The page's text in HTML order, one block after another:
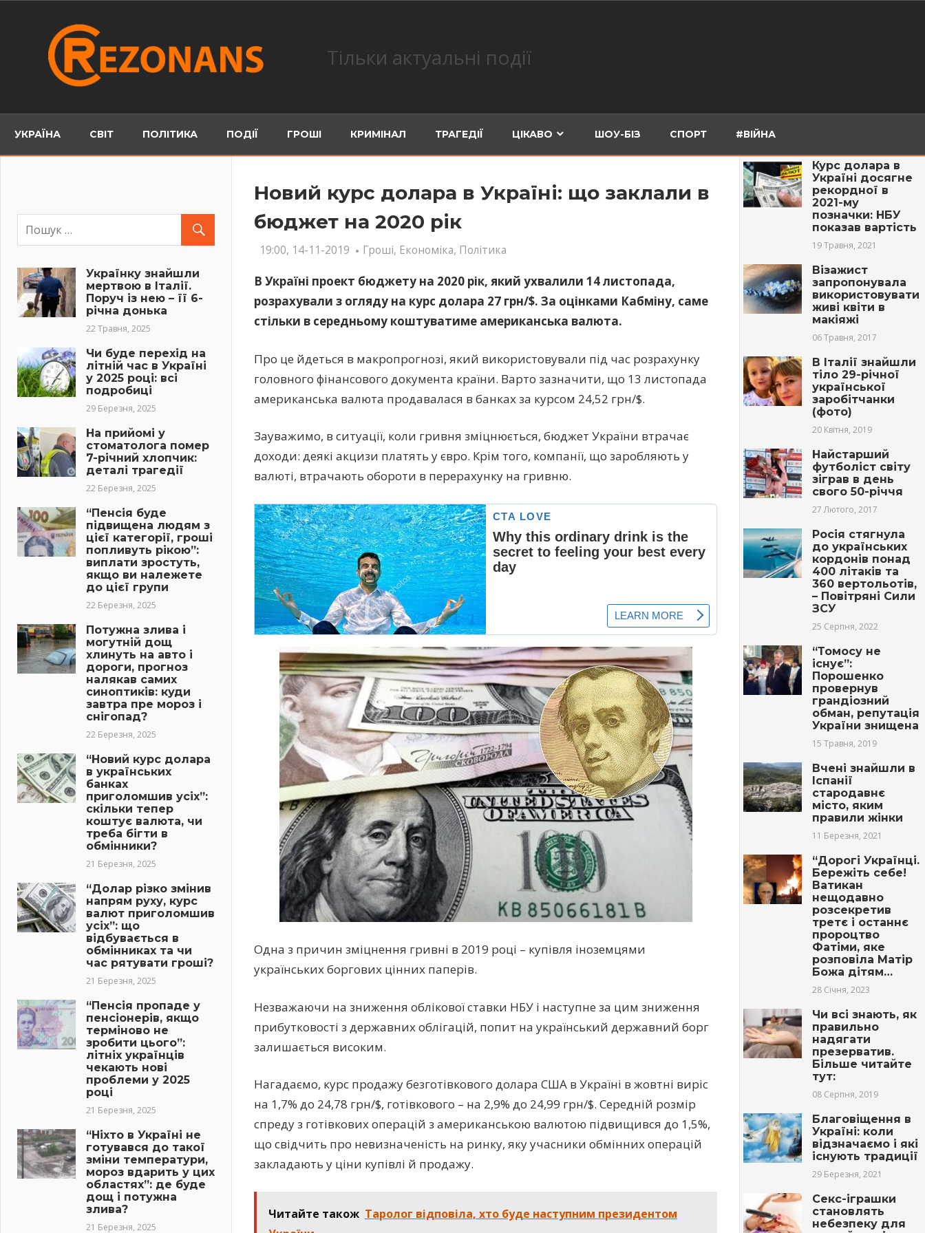
Тільки актуальні події
УКРАЇНА СВІТ ПОЛІТИКА ПОДІЇ ГРОШІ КРИМІНАЛ ТРАГЕДІЇ ЦІКАВО ШОУ-БІЗ СПОРТ #ВІЙНА
Новий курс долара в Україні: що заклали в
бюджет на 2020 рік
19:00, 14-11-2019 Гроші, Економіка, Політика
В Україні проект бюджету на 2020 рік, який ухвалили 14 листопада,
розрахували з огляду на курс долара 27 грн/$. За оцінками Кабміну, саме
стільки в середньому коштуватиме американська валюта.
Про це йдеться в макропрогнозі, який використовували під час розрахунку
головного фінансового документа країни. Варто зазначити, що 13 листопада
американська валюта продавалася в банках за курсом 24,52 грн/$.
Зауважимо, в ситуації, коли гривня зміцнюється, бюджет України втрачає
доходи: деякі акцизи платять у євро. Крім того, компанії, що заробляють у
валюті, втрачають обороти в перерахунку на гривню.
Одна з причин зміцнення гривні в 2019 році – купівля іноземцями
українських боргових цінних паперів.
Незважаючи на зниження облікової ставки НБУ і наступне за цим зниження
прибутковості з державних облігацій, попит на український державний борг
залишається високим.
Нагадаємо, курс продажу безготівкового долара США в Україні в жовтні виріс
на 1,7% до 24,78 грн/$, готівкового – на 2,9% до 24,99 грн/$. Середній розмір
спреду з готівкових операцій з американською валютою підвищився до 1,5%,
що свідчить про невизначеність на ринку, яку учасники обмінних операцій
закладають у ціни купівлі й продажу.
Читайте також Таролог відповіла, хто буде наступним президентом
Українку знайшли
мертвою в Італії.
Поруч із нею – її 6-
річна донька
22 Травня, 2025
Чи буде перехід на
літній час в Україні
у 2025 році: всі
подробиці
29 Березня, 2025
На прийомі у
стоматолога помер
7-річний хлопчик:
деталі трагедії
22 Березня, 2025
“Пенсія буде
підвищена людям з
цієї категорії, гроші
попливуть рікою”:
виплати зростуть,
якщо ви належете
до цієї групи
22 Березня, 2025
Потужна злива і
могутній дощ
хлинуть на авто і
дороги, прогноз
налякав самих
синоптиків: куди
завтра пре мороз і
снігопад?
22 Березня, 2025
“Новий курс долара
в українських
банках
приголомшив усіх”:
скільки тепер
коштує валюта, чи
треба бігти в
обмінники?
21 Березня, 2025
“Долар різко змінив
напрям руху, курс
валют приголомшив
усіх”: що
відбувається в
обмінниках та чи
час рятувати гроші?
21 Березня, 2025
“Пенсія пропаде у
пенсіонерів, якщо
терміново не
зробити цього”:
літніх українців
чекають нові
проблеми у 2025
році
21 Березня, 2025
“Ніхто в Україні не
готувався до такої
зміни температури,
мороз вдарить у цих
областях”: де буде
дощ і потужна
злива?
21 Березня, 2025
Курс долара в
Україні досягне
рекордної в
2021-му
позначки: НБУ
показав вартість
19 Травня, 2021
Візажист
запропонувала
використовувати
живі квіти в
макіяжі
06 Травня, 2017
В Італії знайшли
тіло 29-річної
української
заробітчанки
(фото)
20 Квітня, 2019
Найстарший
футболіст світу
зіграв в день
свого 50-річчя
27 Лютого, 2017
Росія стягнула
до українських
кордонів понад
400 літаків та
360 вертольотів,
– Повітряні Сили
ЗСУ
25 Серпня, 2022
“Томосу не
існує”:
Порошенко
провернув
грандіозний
обман, репутація
України знищена
15 Травня, 2019
Вчені знайшли в
Іспанії
стародавнє
місто, яким
правили жінки
11 Березня, 2021
“Дорогі Українці.
Бережіть себе!
Ватикан
нещодавно
розсекретив
третє і останнє
пророцтво
Фатіми, яке
розповіла Матір
Божа дітям…
28 Січня, 2023
Чи всі знають, як
правильно
надягати
презерватив.
Більше читайте
тут:
08 Серпня, 2019
Благовіщення в
Україні: коли
відзначаємо і які
існують традиції
29 Березня, 2021
Секс-іграшки
становлять
небезпеку для